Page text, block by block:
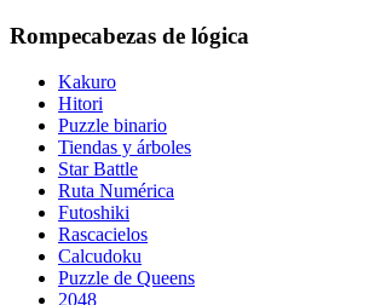
Rompecabezas de lógica
Kakuro
Hitori
Puzzle binario
Tiendas y árboles
Star Battle
Ruta Numérica
Futoshiki
Rascacielos
Calcudoku
Puzzle de Queens
2048